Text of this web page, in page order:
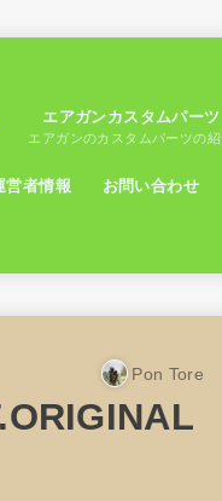
エアガンカスタムパーツ
エアガンのカスタムパーツの
営者情報 お問い合わせ
Pon Tore